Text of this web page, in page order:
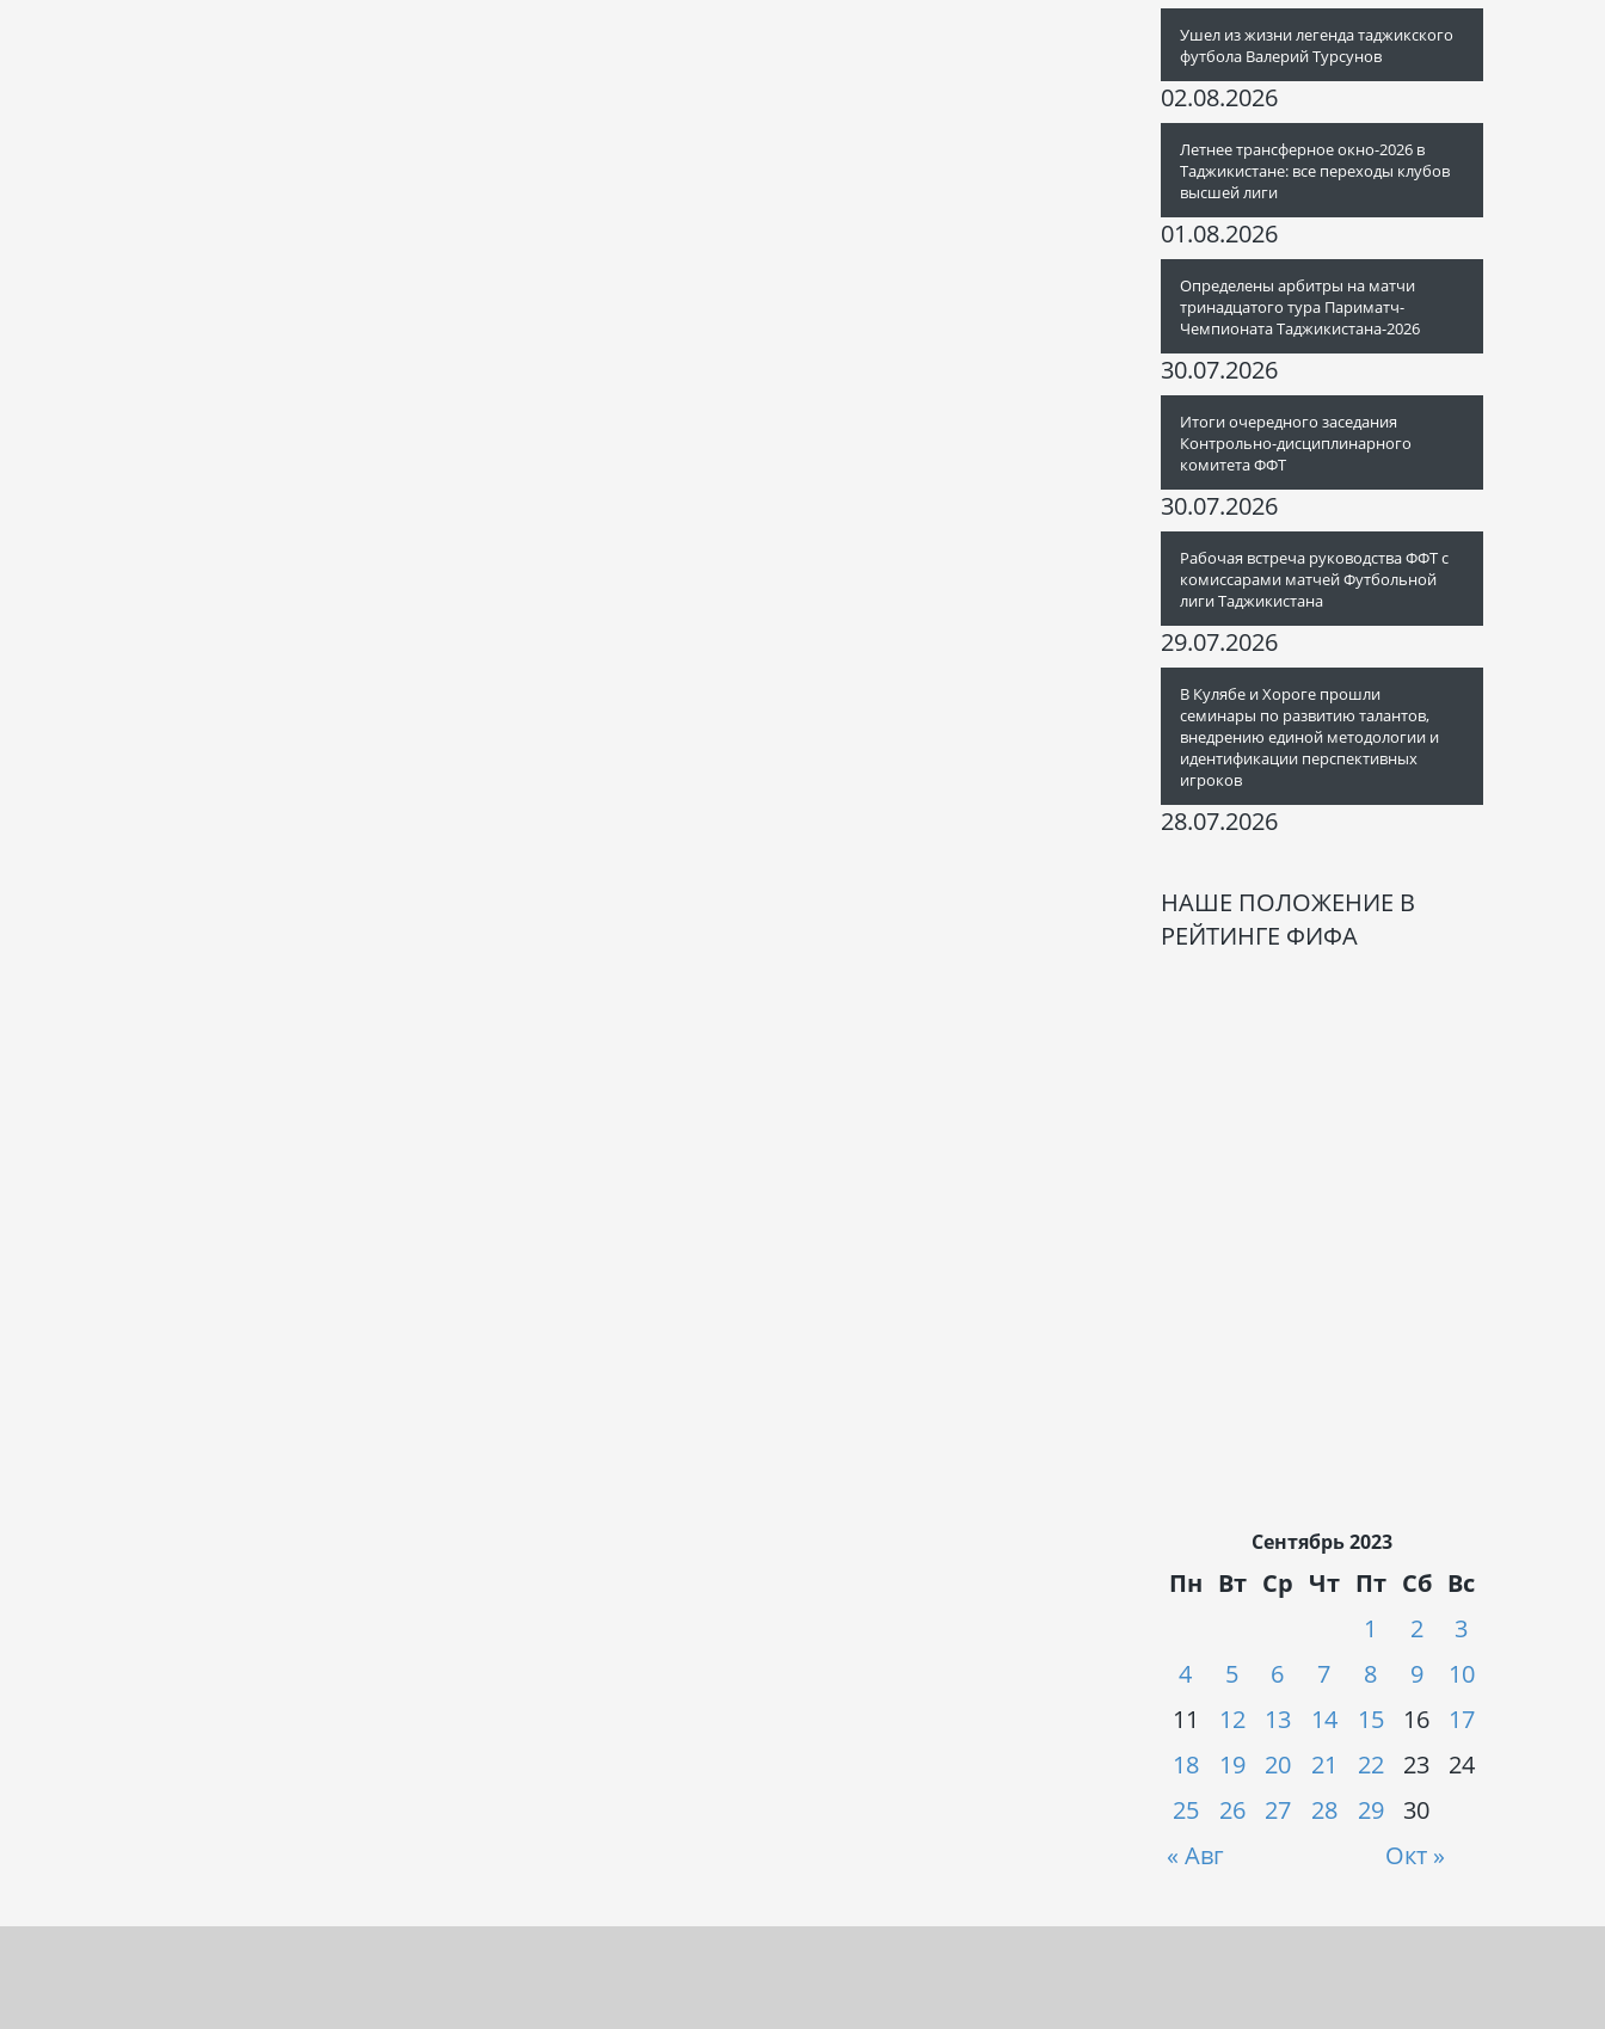
Ушел из жизни легенда таджикского
футбола Валерий Турсунов
02.08.2026
Летнее трансферное окно-2026 в
Таджикистане: все переходы клубов
высшей лиги
01.08.2026
Определены арбитры на матчи
тринадцатого тура Париматч-
Чемпионата Таджикистана-2026
30.07.2026
Итоги очередного заседания
Контрольно-дисциплинарного
комитета ФФТ
30.07.2026
Рабочая встреча руководства ФФТ с
комиссарами матчей Футбольной
лиги Таджикистана
29.07.2026
В Кулябе и Хороге прошли
семинары по развитию талантов,
внедрению единой методологии и
идентификации перспективных
игроков
28.07.2026
НАШЕ ПОЛОЖЕНИЕ В
РЕЙТИНГЕ ФИФА
Сентябрь 2023
Пн Вт Ср Чт Пт Сб Вс
« Авг Окт »
1 2
3
4
5 6 7 8 9
10
11
12 13 14 15 16
17
18
19 20 21 22 23
24
25
26 27 28 29 30